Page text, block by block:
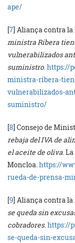
ape/
[7] Aliança contra la
ministra Ribera
vulnerabilizados
suministro.https://
ministra-ribera-
vulnerabilizados-
suministro/
[8] Consejo de
rebaja del IVA de
el aceite de oliva. La
Moncloa.https://
rueda-de-prensa-
[9] Aliança contra la
se queda sin
cobradores.https://
se-queda-sin-